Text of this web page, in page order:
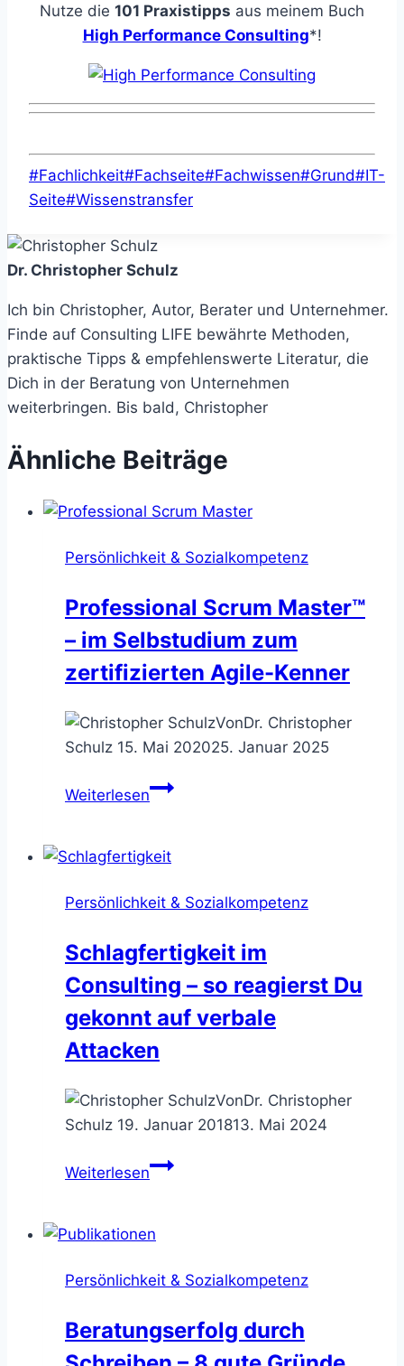
Nutze die 101 Praxistipps aus meinem Buch
High Performance Consulting*!
Schlagworte:
#Fachlichkeit#Fachseite#Fachwissen#Grund#IT-
Seite#Wissenstransfer
Dr. Christopher Schulz
Ich bin Christopher, Autor, Berater und Unternehmer.
Finde auf Consulting LIFE bewährte Methoden,
praktische Tipps & empfehlenswerte Literatur, die
Dich in der Beratung von Unternehmen
weiterbringen. Bis bald, Christopher
Ähnliche Beiträge
Persönlichkeit & Sozialkompetenz
Professional Scrum Master™
– im Selbstudium zum
zertifizierten Agile-Kenner
VonDr. Christopher
Schulz 15. Mai 202025. Januar 2025
WeiterlesenProfessional
–
Selbstudium
zertifizierten
Agile-
Kenner
Persönlichkeit & Sozialkompetenz
Schlagfertigkeit im
Consulting – so reagierst Du
gekonnt auf verbale
Attacken
VonDr. Christopher
Schulz 19. Januar 201813. Mai 2024
WeiterlesenSchlagfertigkeit
–
reagierst
gekonnt
auf
Persönlichkeit & Sozialkompetenz
Beratungserfolg durch